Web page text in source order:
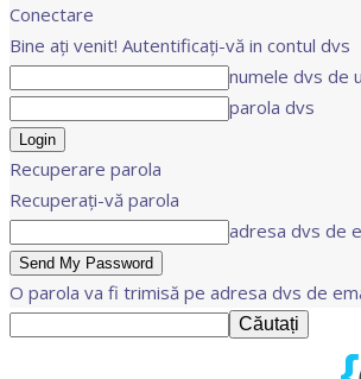
Conectare
Bine ați venit! Autentificați-vă in contul dvs
numele dvs de
parola dvs
Recuperare parola
Recuperați-vă parola
adresa dvs de
O parola va fi trimisă pe adresa dvs de